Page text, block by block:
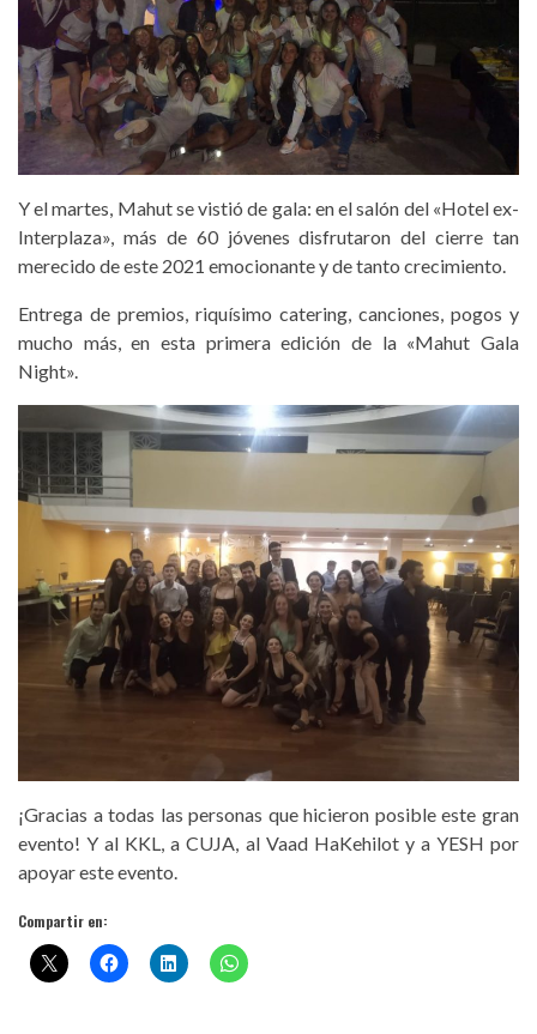
Y el martes, Mahut se vistió de gala: en el salón del «Hotel ex-
Interplaza», más de 60 jóvenes disfrutaron del cierre tan
merecido de este 2021 emocionante y de tanto crecimiento.
Entrega de premios, riquísimo catering, canciones, pogos y
mucho más, en esta primera edición de la «Mahut Gala
Night».
¡Gracias a todas las personas que hicieron posible este gran
evento! Y al KKL, a CUJA, al Vaad HaKehilot y a YESH por
apoyar este evento.
Compartir en: